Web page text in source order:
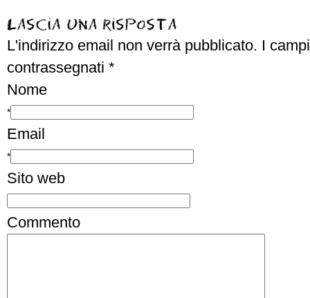
L'indirizzo email non verrà pubblicato. I
contrassegnati *
Nome
*
Email
*
Sito web
Commento